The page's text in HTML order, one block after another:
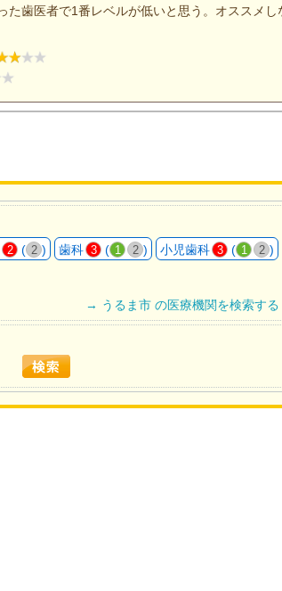
歯医者で1番レベルが低いと思う。オススメし
2 ( 2 ) 歯科 3 ( 1 2 ) 小児歯科 3 ( 1 2 )
→ うるま市 の医療機関を検索する